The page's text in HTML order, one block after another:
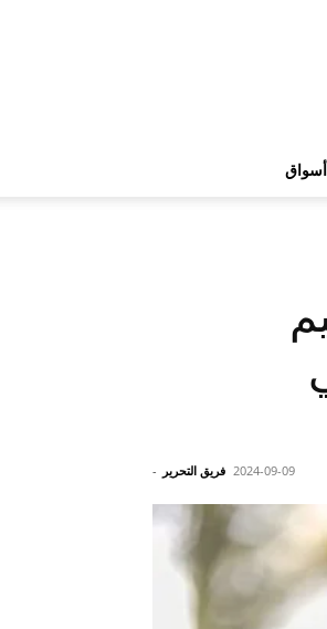
أسواق
2024 في
فريق التحرير - 2024-09-09